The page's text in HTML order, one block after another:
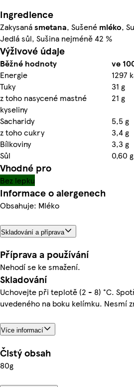
Ingredience
Zakysanásmetana, Sušené mléko,
Jedlá sůl, Sušina nejméně 42 %
Výživové údaje
Běžné hodnoty
ve
Energie
1297
Tuky
31 g
z toho nasycené mastné
kyseliny
21 g
Sacharidy
5,5 g
z toho cukry
3,4 g
Bílkoviny
3,3 g
Sůl
0,60 g
Vhodné pro
Bez lepku
Informace o alergenech
Obsahuje: Mléko
Skladování a příprava
Příprava a používání
Nehodí se ke smažení.
Skladování
Uchovejte při teplotě (2 - 8) °C.
uvedeného na boku kelímku. Nesmí
Více informací
Čistý obsah
80g